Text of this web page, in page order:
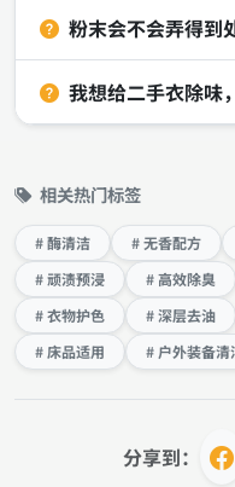
粉末会不会弄得到
我想给二手衣除味
相关热门标签
# 酶清洁 # 无香配方
# 顽渍预浸
# 高效除臭
# 衣物护色
# 深层去油
# 床品适用
# 户外装备清
分享到：